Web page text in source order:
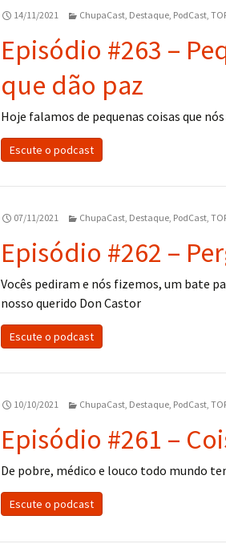
14/11/2021 ChupaCast, Destaque, PodCast,
Episódio #263 –
que dão paz
Hoje falamos de pequenas coisas que
Escute o podcast
07/11/2021 ChupaCast, Destaque, PodCast,
Episódio #262 –
Vocês pediram e nós fizemos, um bate
nosso querido Don Castor
Escute o podcast
10/10/2021 ChupaCast, Destaque, PodCast,
Episódio #261 –
De pobre, médico e louco todo mundo
Escute o podcast